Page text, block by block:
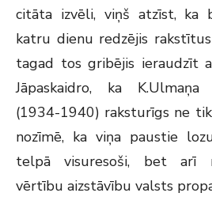
citāta izvēli, viņš atzīst, ka
katru dienu redzējis
tagad tos gribējis ieraudzīt
Jāpaskaidro, ka
(1934-1940) raksturīgs ne
nozīmē, ka viņa paustie
telpā visuresoši, bet arī
vērtību aizstāvību valsts